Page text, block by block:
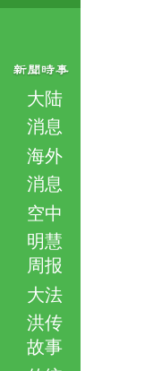
大陆
消息
海外
消息
空中
明慧
周报
大法
洪传
故事